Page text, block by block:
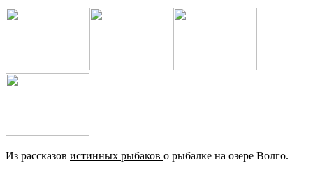
Из рассказов истинных рыбаков о рыбалке на озере Волго.